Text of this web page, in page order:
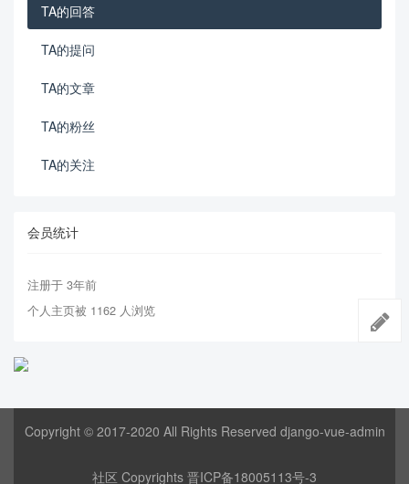
TA的回答
TA的提问
TA的文章
TA的粉丝
TA的关注
会员统计
注册于 3年前
个人主页被 1162 人浏览
Copyright © 2017-2020 All Rights Reserved django-vue-admin
社区 Copyrights 晋ICP备18005113号-3